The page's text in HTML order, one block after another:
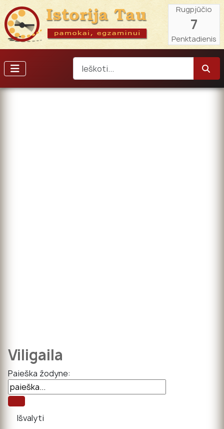
Rugpjūčio
7
Penktadienis
Viligaila
Paieška žodyne: